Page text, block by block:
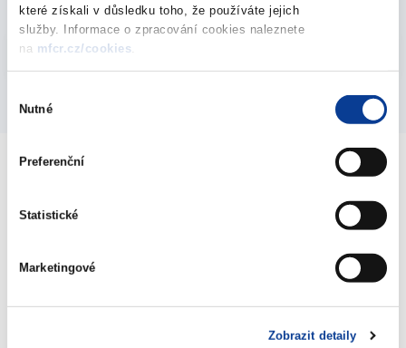
které získali v důsledku toho, že používáte jejich
služby. Informace o zpracování cookies naleznete
na mfcr.cz/cookies.
souhlasu
Nutné
Preferenční
Statistické
Marketingové
Zobrazit detaily
Vyberte
2003